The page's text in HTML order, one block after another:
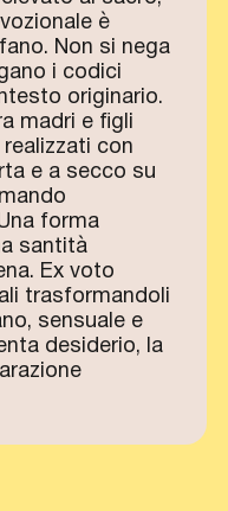
è
Non si nega
i codici
originario.
madri e figli
con
e a secco su
forma
santità
Ex voto
trasformandoli
sensuale e
desiderio, la